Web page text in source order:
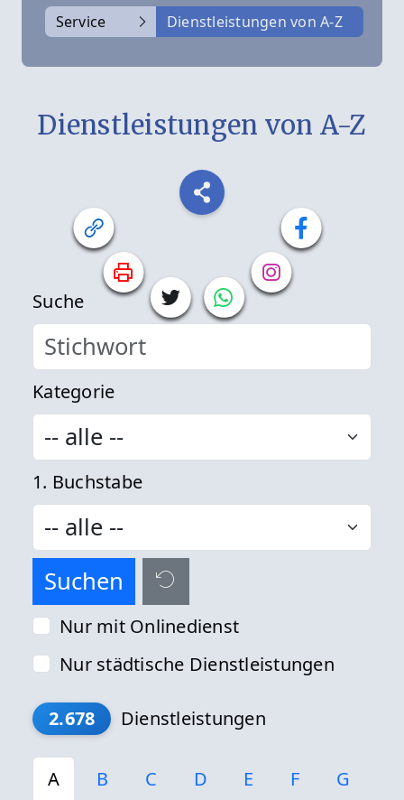
Service Dienstleistungen von A-Z
Dienstleistungen von A-Z
Suche
Kategorie
1. Buchstabe
Nur mit Onlinedienst
Nur städtische Dienstleistungen
2.678 Dienstleistungen
A B C D E F
G